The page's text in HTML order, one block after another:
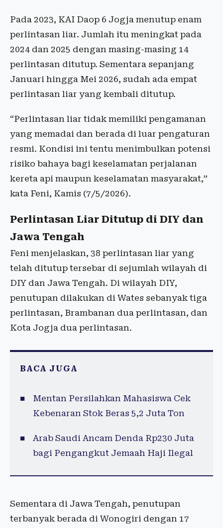
Pada 2023, KAI Daop 6 Jogja menutup enam
perlintasan liar. Jumlah itu meningkat pada
2024 dan 2025 dengan masing-masing 14
perlintasan ditutup. Sementara sepanjang
Januari hingga Mei 2026, sudah ada empat
perlintasan liar yang kembali ditutup.
“Perlintasan liar tidak memiliki pengamanan
yang memadai dan berada di luar pengaturan
resmi. Kondisi ini tentu menimbulkan potensi
risiko bahaya bagi keselamatan perjalanan
kereta api maupun keselamatan masyarakat,”
kata Feni, Kamis (7/5/2026).
Perlintasan Liar Ditutup di DIY dan
Jawa Tengah
Feni menjelaskan, 38 perlintasan liar yang
telah ditutup tersebar di sejumlah wilayah di
DIY dan Jawa Tengah. Di wilayah DIY,
penutupan dilakukan di Wates sebanyak tiga
perlintasan, Brambanan dua perlintasan, dan
Kota Jogja dua perlintasan.
BACA JUGA
Mentan Persilahkan Mahasiswa Cek
Kebenaran Stok Beras 5,2 Juta Ton
Arab Saudi Ancam Denda Rp230 Juta
bagi Pengangkut Jemaah Haji Ilegal
Sementara di Jawa Tengah, penutupan
terbanyak berada di Wonogiri dengan 17